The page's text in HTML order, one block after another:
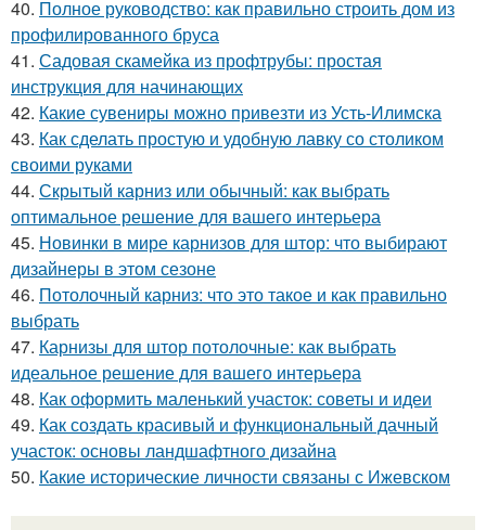
40. Полное руководство: как правильно строить дом из
профилированного бруса
41. Садовая скамейка из профтрубы: простая
инструкция для начинающих
42. Какие сувениры можно привезти из Усть-Илимска
43. Как сделать простую и удобную лавку со столиком
своими руками
44. Скрытый карниз или обычный: как выбрать
оптимальное решение для вашего интерьера
45. Новинки в мире карнизов для штор: что выбирают
дизайнеры в этом сезоне
46. Потолочный карниз: что это такое и как правильно
выбрать
47. Карнизы для штор потолочные: как выбрать
идеальное решение для вашего интерьера
48. Как оформить маленький участок: советы и идеи
49. Как создать красивый и функциональный дачный
участок: основы ландшафтного дизайна
50. Какие исторические личности связаны с Ижевском